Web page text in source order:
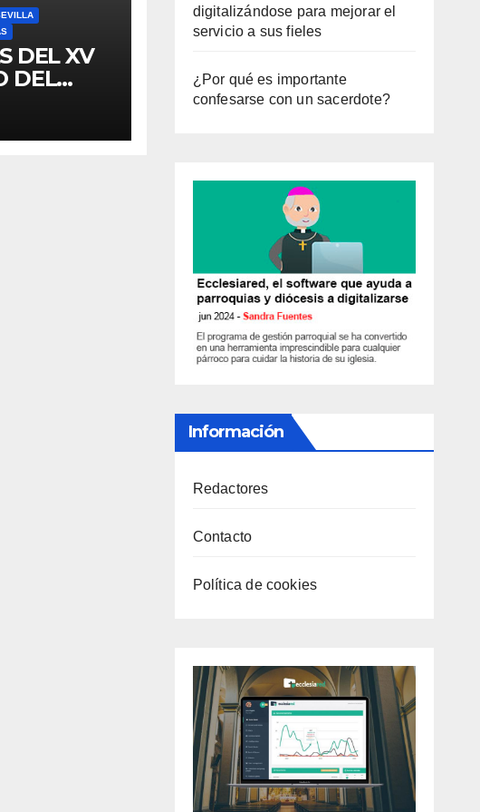
DEL XV
DEL
(A)
digitalizándose para mejorar el
servicio a sus fieles
¿Por qué es importante
confesarse con un sacerdote?
Información
Redactores
Contacto
Política de cookies